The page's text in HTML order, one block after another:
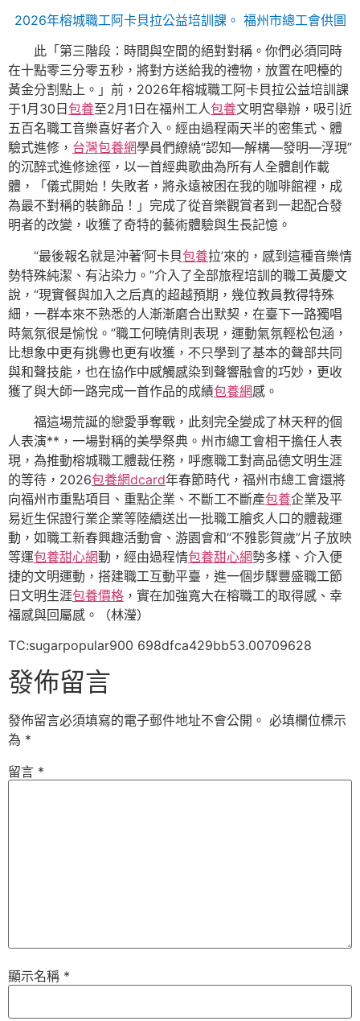
2026年榕城職工阿卡貝拉公益培訓課。 福州市總工會供圖
此「第三階段：時間與空間的絕對對稱。你們必須同時
在十點零三分零五秒，將對方送給我的禮物，放置在吧檯的
黃金分割點上。」前，2026年榕城職工阿卡貝拉公益培訓課
于1月30日 包養至2月1日在福州工人包養文明宮舉辦，吸引近
五百名職工音樂喜好者介入。經由過程兩天半的密集式、體
驗式進修， 台灣包養網學員們繚繞“認知—解構—發明—浮現”
的沉醉式進修途徑，以一首經典歌曲為所有人全體創作載
體，「儀式開始！失敗者，將永遠被困在我的咖啡館裡，成
為最不對稱的裝飾品！」完成了從音樂觀賞者到一起配合發
明者的改變，收獲了奇特的藝術體驗與生長記憶。
“最後報名就是沖著‘阿卡貝包養拉’來的，感到這種音樂情
勢特殊純潔、有沾染力。”介入了全部旅程培訓的職工黃慶文
說，“現實餐與加入之后真的超越預期，幾位教員教得特殊
細，一群本來不熟悉的人漸漸磨合出默契，在臺下一路獨唱
時氣氛很是愉悅。”職工何曉倩則表現，運動氣氛輕松包涵，
比想象中更有挑釁也更有收獲，不只學到了基本的聲部共同
與和聲技能，也在協作中感觸感染到聲響融會的巧妙，更收
獲了與大師一路完成一首作品的成績包養網感。
福這場荒誕的戀愛爭奪戰，此刻完全變成了林天秤的個
人表演**，一場對稱的美學祭典。州市總工會相干擔任人表
現，為推動榕城職工體裁任務，呼應職工對高品德文明生涯
的等待，2026包養網dcard年春節時代，福州市總工會還將
向福州市重點項目、重點企業、不斷工不斷產包養企業及平
易近生保證行業企業等陸續送出一批職工膾炙人口的體裁運
動，如職工新春興趣活動會、游園會和“不雅影賀歲”片子放映
等運包養甜心網動，經由過程情包養甜心網勢多樣、介入便
捷的文明運動，搭建職工互動平臺，進一個步驟豐盛職工節
日文明生涯包養價格 ，實在加強寬大在榕職工的取得感、幸
福感與回屬感。（林瀅）
TC:sugarpopular900 698dfca429bb53.00709628
發佈留言
發佈留言必須填寫的電子郵件地址不會公開。 必填欄位標示
為 *
留言 *
顯示名稱 *